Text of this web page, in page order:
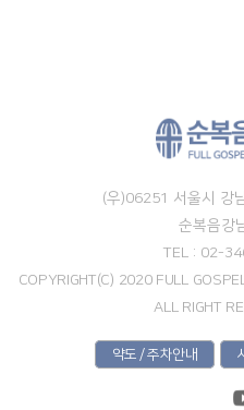
(우)06251 서울시 강
순복음강
TEL : 02-
COPYRIGHT(C) 2020 FULL
ALL RIGHT
약도 / 주차안내